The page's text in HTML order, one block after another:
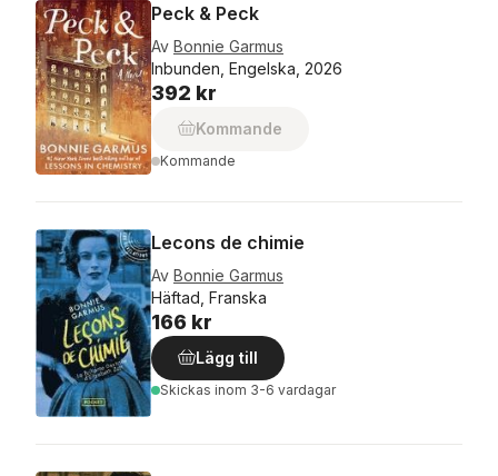
Peck & Peck
Av Bonnie Garmus
Inbunden, Engelska, 2026
392 kr
Kommande
Kommande
Lecons de chimie
Av Bonnie Garmus
Häftad, Franska
166 kr
Lägg till
Skickas inom 3-6 vardagar